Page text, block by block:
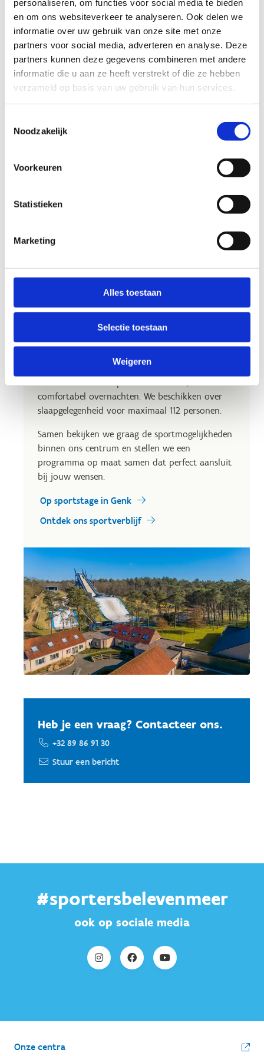
personaliseren, om functies voor social media te bieden
en om ons websiteverkeer te analyseren. Ook delen we
informatie over uw gebruik van onze site met onze
partners voor social media, adverteren en analyse. Deze
partners kunnen deze gegevens combineren met andere
informatie die u aan ze heeft verstrekt of die ze hebben
verzameld op basis van uw gebruik van hun services.
Noodzakelijk
Voorkeuren
Statistieken
Marketing
Alles toestaan
Selectie toestaan
Weigeren
Op sportstage in Genk?
Wil je met je sportclub, vereniging of federatie
organiseren? In ons centrum kan je
comfortabel overnachten. We beschikken over
slaapgelegenheid voor maximaal 112 personen.
Samen bekijken we graag de sportmogelijkheden
binnen ons centrum en stellen we een
programma op maat samen dat perfect aansluit
bij jouw wensen.
Op sportstage in Genk
Ontdek ons sportverblijf
Heb je een vraag? Contacteer ons.
+32 89 86 91 30
Stuur een bericht
#sportersbelevenmeer
ook op sociale media
Onze centra